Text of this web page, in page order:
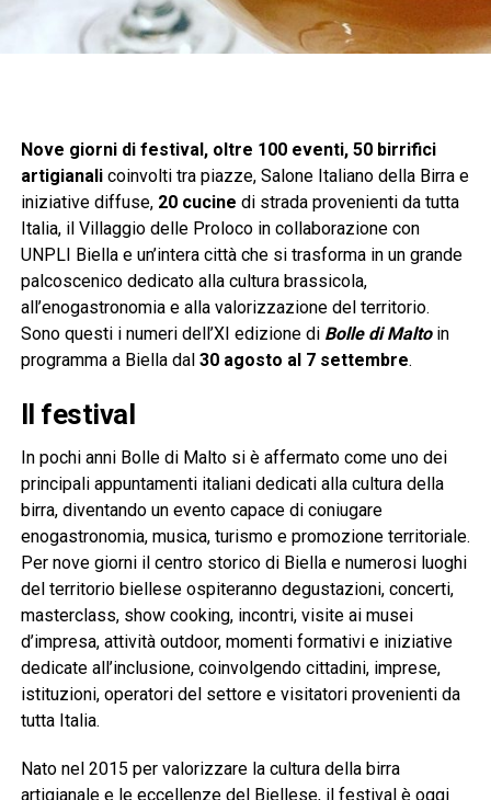
Nove giorni di festival, oltre 100 eventi, 50 birrifici
artigianalicoinvolti tra piazze, Salone Italiano della Birra e
iniziative diffuse,20 cucine di strada provenienti da tutta
Italia, il Villaggio delle Proloco in collaborazione con
UNPLI Biella e un’intera città che si trasforma in un grande
palcoscenico dedicato alla cultura brassicola,
all’enogastronomia e alla valorizzazione del territorio.
Sono questi i numeri dell’XI edizione di Bolle di Maltoin
programma a Biella dal 30 agosto al 7 settembre.
Il festival
In pochi anni Bolle di Malto si è affermato come uno dei
principali appuntamenti italiani dedicati alla cultura della
birra, diventando un evento capace di coniugare
enogastronomia, musica, turismo e promozione territoriale.
Per nove giorni il centro storico di Biella e numerosi luoghi
del territorio biellese ospiteranno degustazioni, concerti,
masterclass, show cooking, incontri, visite ai musei
d’impresa, attività outdoor, momenti formativi e iniziative
dedicate all’inclusione, coinvolgendo cittadini, imprese,
istituzioni, operatori del settore e visitatori provenienti da
tutta Italia.
Nato nel 2015 per valorizzare la cultura della birra
artigianale e le eccellenze del Biellese, il festival è oggi